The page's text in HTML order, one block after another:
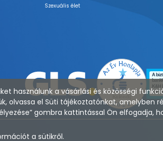
Szexuális élet
használunk a vásárlási és közösségi
olvassa el Süti tájékoztatónkat, amelyben
gombra kattintással Ön elfogadja,
a sütikről.